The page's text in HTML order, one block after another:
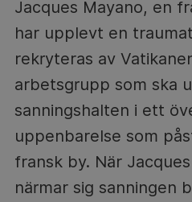
Jacques Mayano, en
har upplevt en
rekryteras av
arbetsgrupp som ska
sanningshalten i ett
uppenbarelse som
fransk by. När
närmar sig sanningen